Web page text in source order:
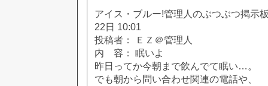
アイス・ブルー!管理人のぶつぶつ掲示
22日 10:01
投稿者： ＥＺ＠管理人
内 容： 眠いよ
昨日ってか今朝まで飲んでて眠い…。
でも朝から問い合わせ関連の電話や、